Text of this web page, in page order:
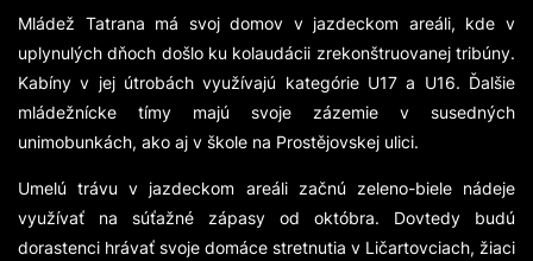
Mládež Tatrana má svoj domov v jazdeckom areáli, kde v
uplynulých dňoch došlo ku kolaudácii zrekonštruovanej tribúny.
Kabíny v jej útrobách využívajú kategórie U17 a U16. Ďalšie
mládežnícke tímy majú svoje zázemie v susedných
unimobunkách, ako aj v škole na Prostějovskej ulici.
Umelú trávu v jazdeckom areáli začnú zeleno-biele nádeje
využívať na súťažné zápasy od októbra. Dovtedy budú
dorastenci hrávať svoje domáce stretnutia v Ličartovciach, žiaci